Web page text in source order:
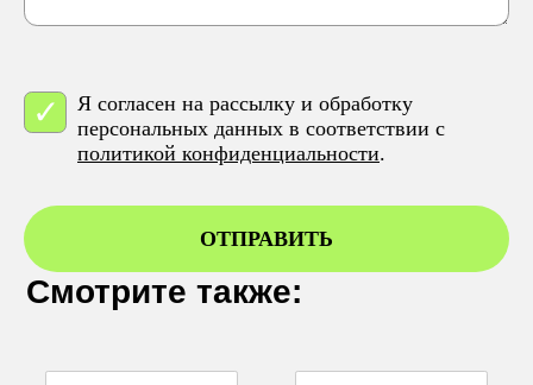
Я согласен на рассылку и обработку
персональных данных в соответствии с
политикой конфиденциальности.
ОТПРАВИТЬ
Смотрите также: